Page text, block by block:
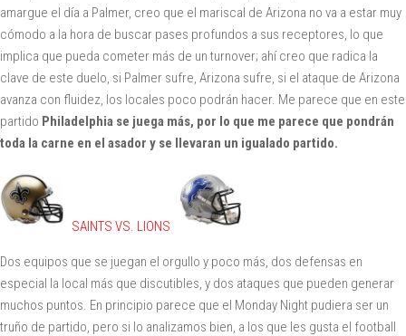
amargue el día a Palmer, creo que el mariscal de Arizona no va a estar muy
cómodo a la hora de buscar pases profundos a sus receptores, lo que
implica que pueda cometer más de un turnover; ahí creo que radica la
clave de este duelo, si Palmer sufre, Arizona sufre, si el ataque de Arizona
avanza con fluidez, los locales poco podrán hacer. Me parece que en este
partido Philadelphia se juega más, por lo que me parece que pondrán
toda la carne en el asador y se llevaran un igualado partido.
SAINTS VS. LIONS
Dos equipos que se juegan el orgullo y poco más, dos defensas en
especial la local más que discutibles, y dos ataques que pueden generar
muchos puntos. En principio parece que el Monday Night pudiera ser un
truño de partido, pero si lo analizamos bien, a los que les gusta el football